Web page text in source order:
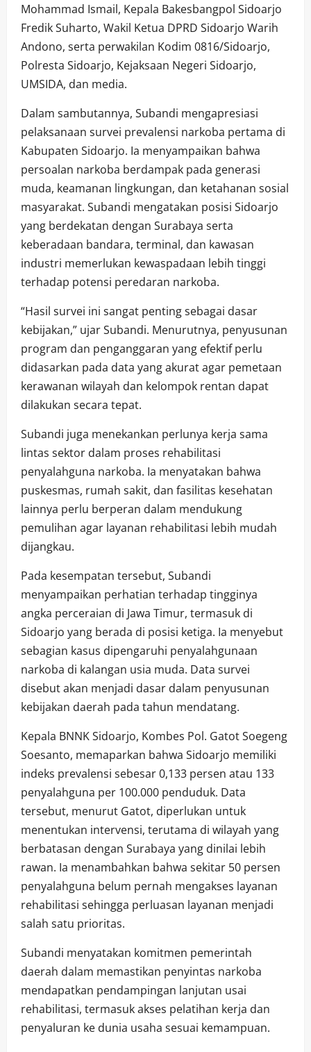
Mohammad Ismail, Kepala Bakesbangpol Sidoarjo
Fredik Suharto, Wakil Ketua DPRD Sidoarjo Warih
Andono, serta perwakilan Kodim 0816/Sidoarjo,
Polresta Sidoarjo, Kejaksaan Negeri Sidoarjo,
UMSIDA, dan media.
Dalam sambutannya, Subandi mengapresiasi
pelaksanaan survei prevalensi narkoba pertama di
Kabupaten Sidoarjo. Ia menyampaikan bahwa
persoalan narkoba berdampak pada generasi
muda, keamanan lingkungan, dan ketahanan sosial
masyarakat. Subandi mengatakan posisi Sidoarjo
yang berdekatan dengan Surabaya serta
keberadaan bandara, terminal, dan kawasan
industri memerlukan kewaspadaan lebih tinggi
terhadap potensi peredaran narkoba.
“Hasil survei ini sangat penting sebagai dasar
kebijakan,” ujar Subandi. Menurutnya, penyusunan
program dan penganggaran yang efektif perlu
didasarkan pada data yang akurat agar pemetaan
kerawanan wilayah dan kelompok rentan dapat
dilakukan secara tepat.
Subandi juga menekankan perlunya kerja sama
lintas sektor dalam proses rehabilitasi
penyalahguna narkoba. Ia menyatakan bahwa
puskesmas, rumah sakit, dan fasilitas kesehatan
lainnya perlu berperan dalam mendukung
pemulihan agar layanan rehabilitasi lebih mudah
dijangkau.
Pada kesempatan tersebut, Subandi
menyampaikan perhatian terhadap tingginya
angka perceraian di Jawa Timur, termasuk di
Sidoarjo yang berada di posisi ketiga. Ia menyebut
sebagian kasus dipengaruhi penyalahgunaan
narkoba di kalangan usia muda. Data survei
disebut akan menjadi dasar dalam penyusunan
kebijakan daerah pada tahun mendatang.
Kepala BNNK Sidoarjo, Kombes Pol. Gatot Soegeng
Soesanto, memaparkan bahwa Sidoarjo memiliki
indeks prevalensi sebesar 0,133 persen atau 133
penyalahguna per 100.000 penduduk. Data
tersebut, menurut Gatot, diperlukan untuk
menentukan intervensi, terutama di wilayah yang
berbatasan dengan Surabaya yang dinilai lebih
rawan. Ia menambahkan bahwa sekitar 50 persen
penyalahguna belum pernah mengakses layanan
rehabilitasi sehingga perluasan layanan menjadi
salah satu prioritas.
Subandi menyatakan komitmen pemerintah
daerah dalam memastikan penyintas narkoba
mendapatkan pendampingan lanjutan usai
rehabilitasi, termasuk akses pelatihan kerja dan
penyaluran ke dunia usaha sesuai kemampuan.